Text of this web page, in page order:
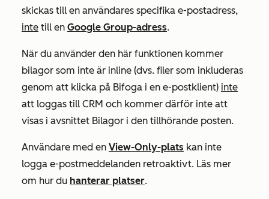
skickas till en användares specifika e-postadress,
inte till en Google Group-adress.
När du använder den här funktionen kommer
bilagor som inte är inline (dvs. filer som inkluderas
genom att klicka på Bifoga i en e-postklient) inte
att loggas till CRM och kommer därför inte att
visas i avsnittet Bilagor i den tillhörande posten.
Användare med en View-Only-plats kan inte
logga e-postmeddelanden retroaktivt. Läs mer
om hur du hanterar platser.